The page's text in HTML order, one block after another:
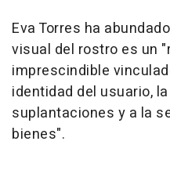
Eva Torres ha
visual del rostro es un
imprescindible
identidad del usuario,
suplantaciones y a la
bienes".